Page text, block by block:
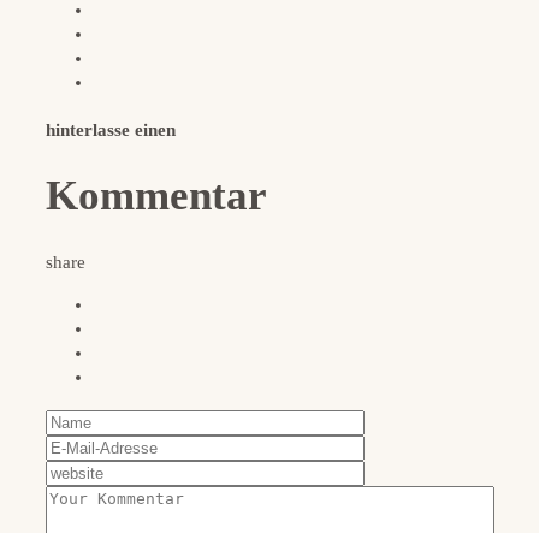
hinterlasse einen
Kommentar
share